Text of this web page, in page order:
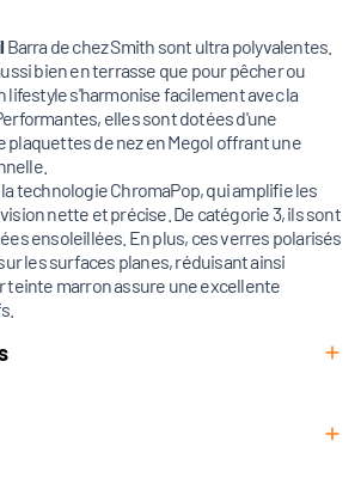
Barra de chez Smith sont ultra polyvalentes.
bien en terrasse que pour pêcher ou
lifestyle s'harmonise facilement avec la
elles sont dotées d'une
plaquettes de nez en Megol offrant une
technologie ChromaPop, qui amplifie les
nette et précise. De catégorie 3, ils sont
ensoleillées. En plus, ces verres polarisés
les surfaces planes, réduisant ainsi
teinte marron assure une excellente